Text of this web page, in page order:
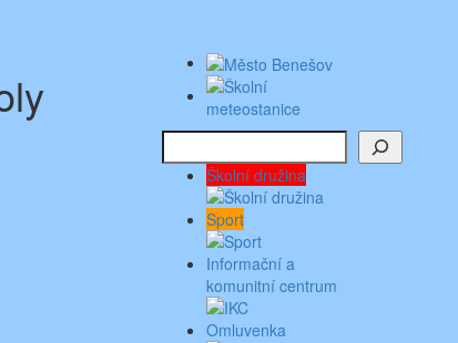
Školní družina
Sport
Informační a
komunitní centrum
Omluvenka